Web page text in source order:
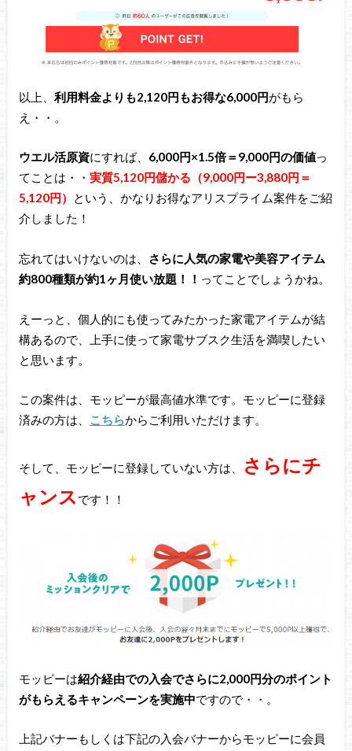
以上、 利用料金よりも2,120円もお得な6,000円がもら
え・・。
ウエル活原資にすれば、 6,000円×1.5倍＝9,000円の価値っ
てことは・・ 実質5,120円儲かる（9,000円ー3,880円＝
5,120円）
という、かなりお得なアリスプライム案件をご紹
介しました！
忘れてはいけないのは、
さらに人気の家電や美容アイテム
約800種類が約1ヶ月使い放題！！ ってことでしょうかね。
えーっと、個人的にも使ってみたかった家電アイテムが結
構あるので、上手に使って家電サブスク生活を満喫したい
と思います。
この案件は、モッピーが最高値水準です。モッピーに登録
済みの方は、 こちらからご利用いただけます。
そして、モッピーに登録していない方は、
さらにチ
ャンス です！！
モッピーは紹介経由での入会でさらに2,000円分のポイント
がもらえるキャンペーンを実施中ですので・・。
上記バナーもしくは下記の入会バナーからモッピーに会員